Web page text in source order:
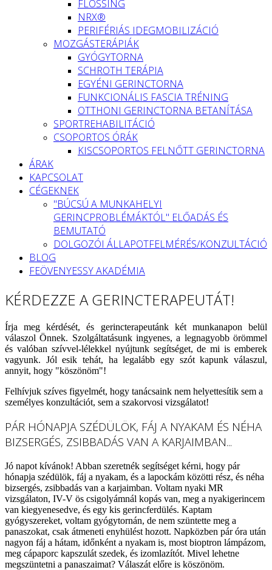
FLOSSING
NRX®
PERIFÉRIÁS IDEGMOBILIZÁCIÓ
MOZGÁSTERÁPIÁK
GYÓGYTORNA
SCHROTH TERÁPIA
EGYÉNI GERINCTORNA
FUNKCIONÁLIS FASCIA TRÉNING
OTTHONI GERINCTORNA BETANÍTÁSA
SPORTREHABILITÁCIÓ
CSOPORTOS ÓRÁK
KISCSOPORTOS FELNŐTT GERINCTORNA
ÁRAK
KAPCSOLAT
CÉGEKNEK
"BÚCSÚ A MUNKAHELYI
GERINCPROBLÉMÁKTÓL" ELŐADÁS ÉS
BEMUTATÓ
DOLGOZÓI ÁLLAPOTFELMÉRÉS/KONZULTÁCIÓ
BLOG
FEÖVENYESSY AKADÉMIA
KÉRDEZZE A GERINCTERAPEUTÁT!
Írja meg kérdését, és gerincterapeutánk két munkanapon belül
válaszol Önnek. Szolgáltatásunk ingyenes, a legnagyobb örömmel
és valóban szívvel-lélekkel nyújtunk segítséget, de mi is emberek
vagyunk. Jól esik tehát, ha legalább egy szót kapunk válaszul,
annyit, hogy "köszönöm"!
Felhívjuk szíves figyelmét, hogy tanácsaink nem helyettesítik sem a
személyes konzultációt, sem a szakorvosi vizsgálatot!
PÁR HÓNAPJA SZÉDÜLÖK, FÁJ A NYAKAM ÉS NÉHA
BIZSERGÉS, ZSIBBADÁS VAN A KARJAIMBAN...
Jó napot kívánok! Abban szeretnék segítséget kérni, hogy pár
hónapja szédülök, fáj a nyakam, és a lapockám közötti rész, és néha
bizsergés, zsibbadás van a karjaimban. Voltam nyaki MR
vizsgálaton, IV-V ös csigolyámnál kopás van, meg a nyakigerincem
van kiegyenesedve, és egy kis gerincferdülés. Kaptam
gyógyszereket, voltam gyógytornán, de nem szüntette meg a
panaszokat, csak átmeneti enyhülést hozott. Napközben pár óra után
nagyon fáj a hátam, időnként a nyakam is, most bioptron lámpázom,
meg cápaporc kapszulát szedek, és izomlazítót. Mivel lehetne
megszüntetni a panaszaimat? Válaszát előre is köszönöm.